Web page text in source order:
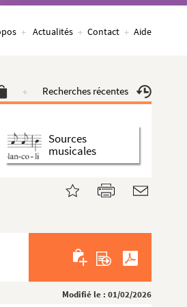
Actualités Contact Aide
Recherches récentes
Sources
musicales
Modifié le : 01/02/2026